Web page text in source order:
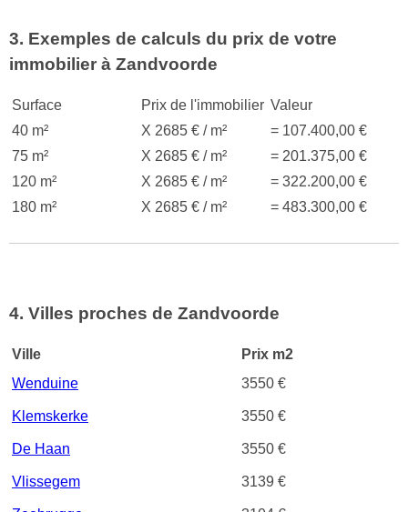
3. Exemples de calculs du prix de votre
immobilier à Zandvoorde
Surface Prix de l'immobilier Valeur
40 m²
X 2685 € / m²
= 107.400,00 €
75 m²
X 2685 € / m²
= 201.375,00 €
120 m²
X 2685 € / m²
= 322.200,00 €
180 m²
X 2685 € / m² = 483.300,00 €
4. Villes proches de Zandvoorde
Ville
Prix m2
Wenduine
3550 €
Klemskerke 3550 €
De Haan 3550 €
Vlissegem 3139 €